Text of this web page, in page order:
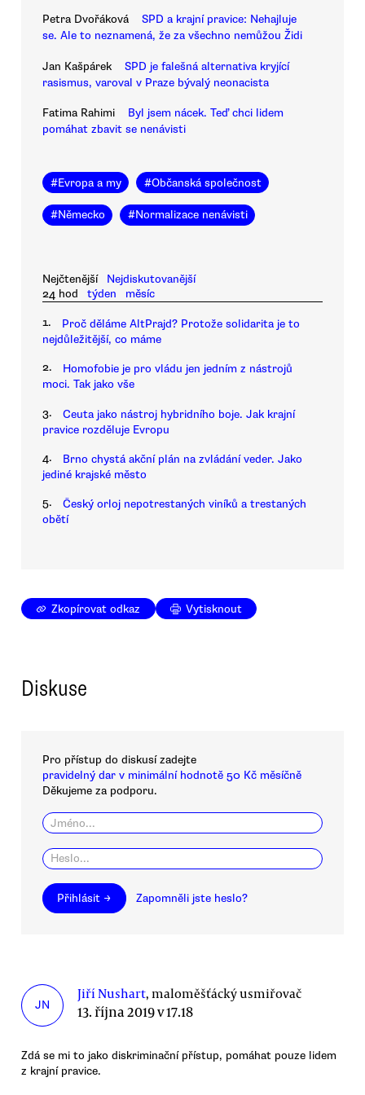
Petra Dvořáková
SPD a krajní pravice: Nehajluje
se. Ale to neznamená, že za všechno nemůžou Židi
Jan Kašpárek
SPD je falešná alternativa kryjící
rasismus, varoval v Praze bývalý neonacista
Fatima Rahimi
Byl jsem nácek. Teď chci lidem
pomáhat zbavit se nenávisti
#Evropa a my #Občanská společnost
#Německo #Normalizace nenávisti
Nejčtenější
Nejdiskutovanější
24 hod
týden měsíc
1.
Proč děláme AltPrajd? Protože solidarita je to
nejdůležitější, co máme
2.
Homofobie je pro vládu jen jedním z nástrojů
moci. Tak jako vše
3.
Ceuta jako nástroj hybridního boje. Jak krajní
pravice rozděluje Evropu
4.
Brno chystá akční plán na zvládání veder. Jako
jediné krajské město
5.
Český orloj nepotrestaných viníků a trestaných
obětí
Zkopírovat odkaz Vytisknout
Diskuse
Pro přístup do diskusí zadejte
pravidelný dar v minimální hodnotě 50 Kč měsíčně
Děkujeme za podporu.
Přihlásit → Zapomněli jste heslo?
JN
Jiří Nushart, maloměšťácký usmiřovač
13. října 2019 v 17.18
Zdá se mi to jako diskriminační přístup, pomáhat pouze lidem
z krajní pravice.